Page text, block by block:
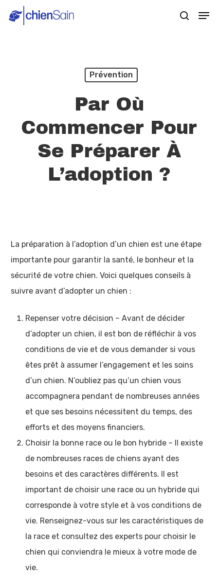
search
Prévention
Par Où
Commencer Pour
Se Préparer À
L’adoption ?
La préparation à l’adoption d’un chien est une étape
importante pour garantir la santé, le bonheur et la
sécurité de votre chien. Voici quelques conseils à
suivre avant d’adopter un chien :
Repenser votre décision – Avant de décider
d’adopter un chien, il est bon de réfléchir à vos
conditions de vie et de vous demander si vous
êtes prêt à assumer l’engagement et les soins
d’un chien. N’oubliez pas qu’un chien vous
accompagnera pendant de nombreuses années
et que ses besoins nécessitent du temps, des
efforts et des moyens financiers.
Choisir la bonne race ou le bon hybride – Il existe
de nombreuses races de chiens ayant des
besoins et des caractères différents. Il est
important de choisir une race ou un hybride qui
corresponde à votre style et à vos conditions de
vie. Renseignez-vous sur les caractéristiques de
la race et consultez des experts pour choisir le
chien qui conviendra le mieux à votre mode de
vie.